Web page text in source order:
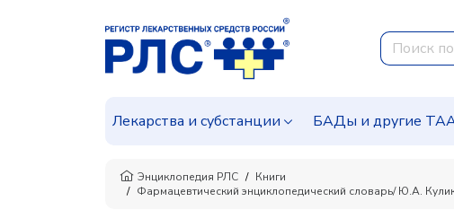
Лекарства и субстанции БАДы и другие
Энциклопедия РЛС
Книги
Фармацевтический энциклопедический словарь/ Ю.А.